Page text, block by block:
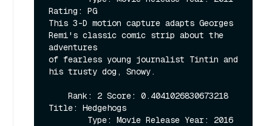
Rating: PG
This 3-D motion capture adapts Georges
Remi's classic comic strip about the
adventures
of fearless young journalist Tintin and
his trusty dog, Snowy.
Title: Hedgehogs